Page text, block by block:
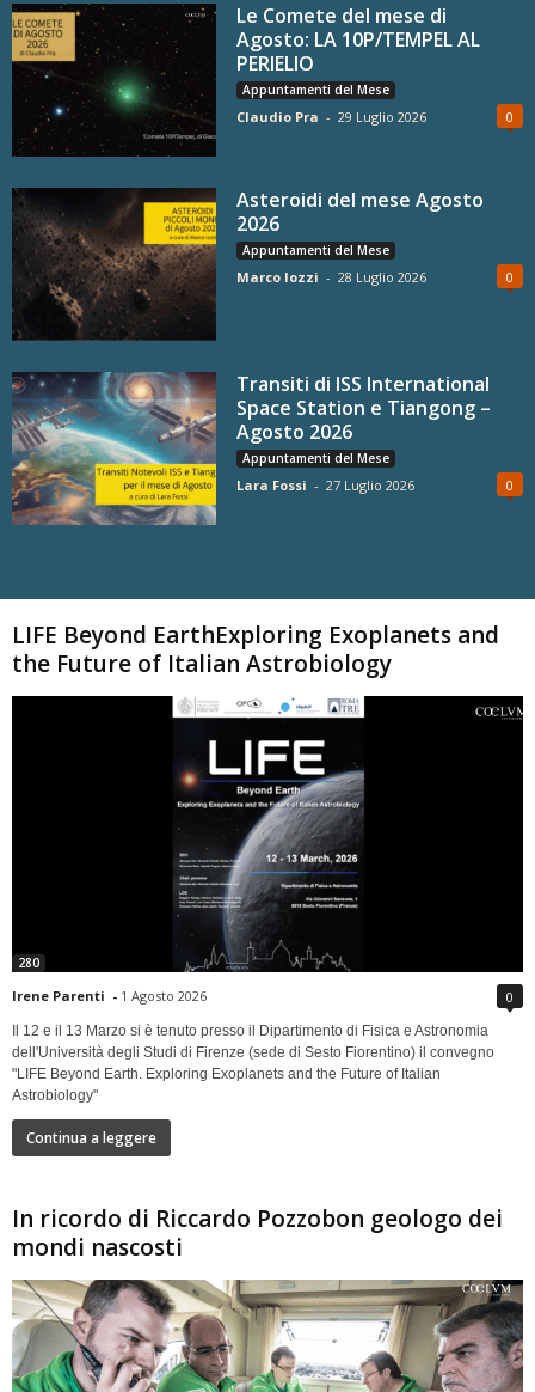
Le Comete del mese di
Agosto: LA 10P/TEMPEL AL
PERIELIO
Appuntamenti del Mese
Claudio Pra - 29 Luglio 2026 0
Asteroidi del mese Agosto
2026
Appuntamenti del Mese
Marco Iozzi - 28 Luglio 2026 0
Transiti di ISS International
Space Station e Tiangong –
Agosto 2026
Appuntamenti del Mese
Lara Fossi - 27 Luglio 2026 0
LIFE Beyond EarthExploring Exoplanets and
the Future of Italian Astrobiology
280
Irene Parenti - 1 Agosto 2026 0
Il 12 e il 13 Marzo si è tenuto presso il Dipartimento di Fisica e Astronomia
dell'Università degli Studi di Firenze (sede di Sesto Fiorentino) il convegno
"LIFE Beyond Earth. Exploring Exoplanets and the Future of Italian
Astrobiology"
Continua a leggere
In ricordo di Riccardo Pozzobon geologo dei
mondi nascosti